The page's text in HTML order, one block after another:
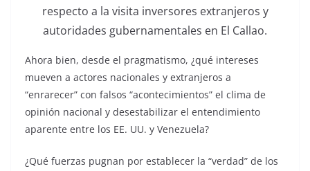
respecto a la visita inversores extranjeros y
autoridades gubernamentales en El Callao.
Ahora bien, desde el pragmatismo, ¿qué intereses
mueven a actores nacionales y extranjeros a
“enrarecer” con falsos “acontecimientos” el clima de
opinión nacional y desestabilizar el entendimiento
aparente entre los EE. UU. y Venezuela?
¿Qué fuerzas pugnan por establecer la “verdad” de los